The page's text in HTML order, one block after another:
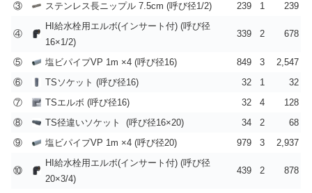
③
ステンレス長ニップル 7.5cm (呼び径1/2) 239 1 239
④
HI給水栓用エルボ(インサート付) (呼び径
16×1/2)
339 2 678
⑤ 塩ビパイプVP 1m ×4 (呼び径16) 849 3
2,547
⑥
TSソケット (呼び径16) 32 1
32
⑦
TSエルボ (呼び径16) 32 4
128
⑧
TS径違いソケット (呼び径16×20) 34 2
68
⑨
塩ビパイプVP 1m ×4 (呼び径20) 979 3 2,937
⑩
HI給水栓用エルボ(インサート付) (呼び径
20×3/4)
439 2 878